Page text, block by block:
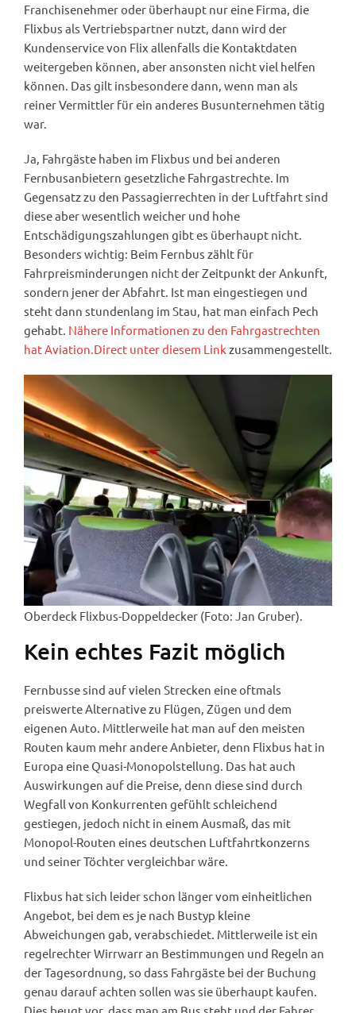
Franchisenehmer oder überhaupt nur eine Firma, die
Flixbus als Vertriebspartner nutzt, dann wird der
Kundenservice von Flix allenfalls die Kontaktdaten
weitergeben können, aber ansonsten nicht viel helfen
können. Das gilt insbesondere dann, wenn man als
reiner Vermittler für ein anderes Busunternehmen tätig
war.
Ja, Fahrgäste haben im Flixbus und bei anderen
Fernbusanbietern gesetzliche Fahrgastrechte. Im
Gegensatz zu den Passagierrechten in der Luftfahrt sind
diese aber wesentlich weicher und hohe
Entschädigungszahlungen gibt es überhaupt nicht.
Besonders wichtig: Beim Fernbus zählt für
Fahrpreisminderungen nicht der Zeitpunkt der Ankunft,
sondern jener der Abfahrt. Ist man eingestiegen und
steht dann stundenlang im Stau, hat man einfach Pech
gehabt. Nähere Informationen zu den Fahrgastrechten
hat Aviation.Direct unter diesem Link zusammengestellt.
Oberdeck Flixbus-Doppeldecker (Foto: Jan Gruber).
Kein echtes Fazit möglich
Fernbusse sind auf vielen Strecken eine oftmals
preiswerte Alternative zu Flügen, Zügen und dem
eigenen Auto. Mittlerweile hat man auf den meisten
Routen kaum mehr andere Anbieter, denn Flixbus hat in
Europa eine Quasi-Monopolstellung. Das hat auch
Auswirkungen auf die Preise, denn diese sind durch
Wegfall von Konkurrenten gefühlt schleichend
gestiegen, jedoch nicht in einem Ausmaß, das mit
Monopol-Routen eines deutschen Luftfahrtkonzerns
und seiner Töchter vergleichbar wäre.
Flixbus hat sich leider schon länger vom einheitlichen
Angebot, bei dem es je nach Bustyp kleine
Abweichungen gab, verabschiedet. Mittlerweile ist ein
regelrechter Wirrwarr an Bestimmungen und Regeln an
der Tagesordnung, so dass Fahrgäste bei der Buchung
genau darauf achten sollen was sie überhaupt kaufen.